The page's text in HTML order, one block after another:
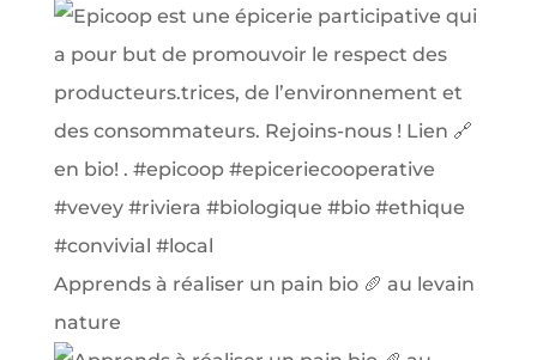
Apprends à réaliser un pain bio 🥖 au levain
nature